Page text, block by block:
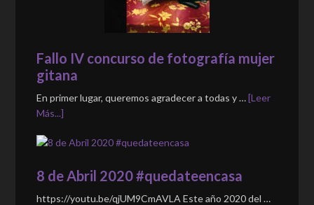
Fallo IV concurso de fotografía mujer
gitana
En primer lugar, queremos agradecer a todas y …[Leer
Más...]
8 de Abril 2020 #quedateencasa
https://youtu.be/qjUM9CmAVLA Este año 2020 del …